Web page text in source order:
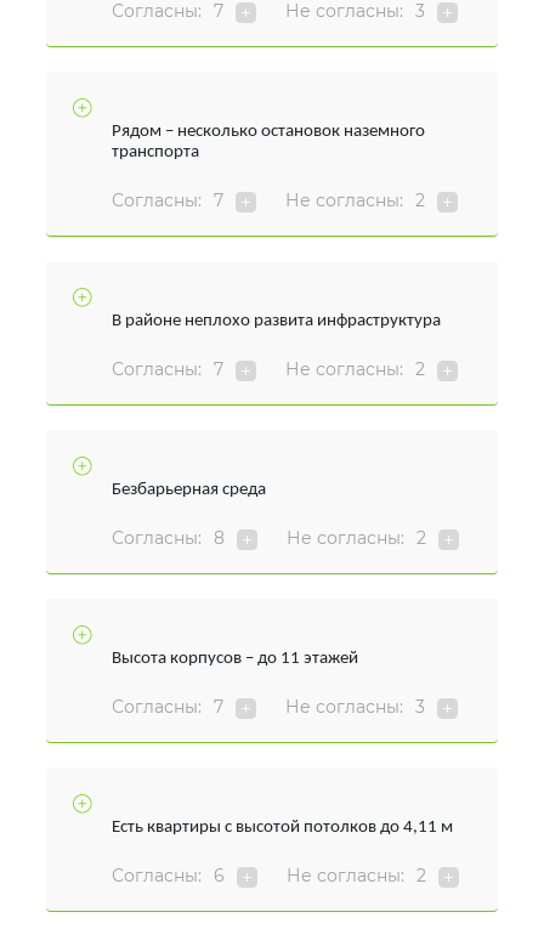
Согласны: 7 Не согласны: 3
Рядом – несколько остановок наземного
транспорта
Согласны: 7 Не согласны: 2
В районе неплохо развита инфраструктура
Согласны: 7 Не согласны: 2
Безбарьерная среда
Согласны: 8 Не согласны: 2
Высота корпусов – до 11 этажей
Согласны: 7 Не согласны: 3
Есть квартиры с высотой потолков до 4,11 м
Согласны: 6 Не согласны: 2